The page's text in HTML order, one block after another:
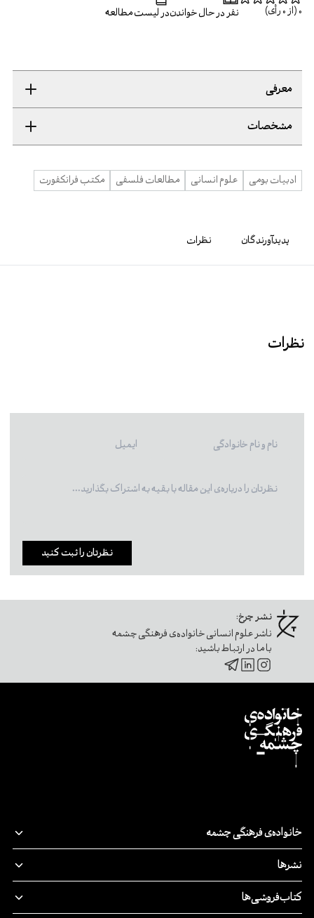
0 (از 0 رأی) نفر در حال خواندندر لیست مطالعه
معرفی
مشخصات
ادبیات بومی علوم انسانی مطالعات فلسفی مکتب فرانکفورت
پدیدآورندگان نظرات
نظرات
نظرتان را ثبت کنید
نشر چرخ:
ناشر علوم انسانی خانواده‌ی فرهنگی چشمه
با ما در ارتباط باشید:
خانواده‌ی فرهنگی چشمه
مسئولیت اجتماعی
نشرها
کتاب‌فروشی‌ها